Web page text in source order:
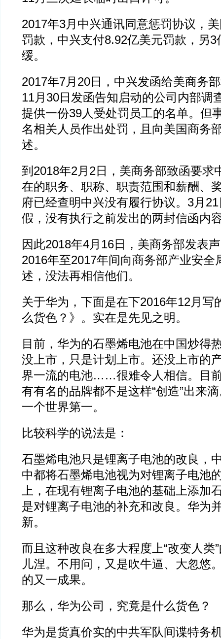
2017年3月中兴通讯同意惩罚协议，
罚款，中兴支付8.92亿美元罚款，另3
缓。
2017年7月20日，中兴发函给美商务
11月30日发函告知启动的公司内部调
提供一份39人受处罚员工的名单。但
名相关人员作出处罚，且向美国商务
述。
到2018年2月2日，美商务部致函要求
在的职务、职称、职责范围和薪酬、
府已经查明中兴没有履行协议。3月
假，没有执行之前发出的两封信函内
因此2018年4月16日，美商务部发表
2016年至2017年间向商务部产业安全
述，没法再相信他们。
关于华为，下面是在下2016年12月写
么货色？》。实在是先见之明。
目前，华为的石墨烯电池在中国炒得
没上市，只是计划上市。还没上市的
界一流的电池……很难令人相信。目
有有名的品牌都不是这样“创造”出来
一个世界第一。
比较科学的说法是：
石墨烯电池只是锂离子电池的改良，
中都将石墨烯电池视为对锂离子电池
上，在现有锂离子电池的基础上添加
是对锂离子电池的补充和改良。华为
新。
而且这种改良在多大程度上“改变人类
儿涅。不用问，又是吹牛逼、大忽悠
的又一成果。
那么，华为公司，究竟是什么货色？
华为是货真价实的中共军队间谍特务